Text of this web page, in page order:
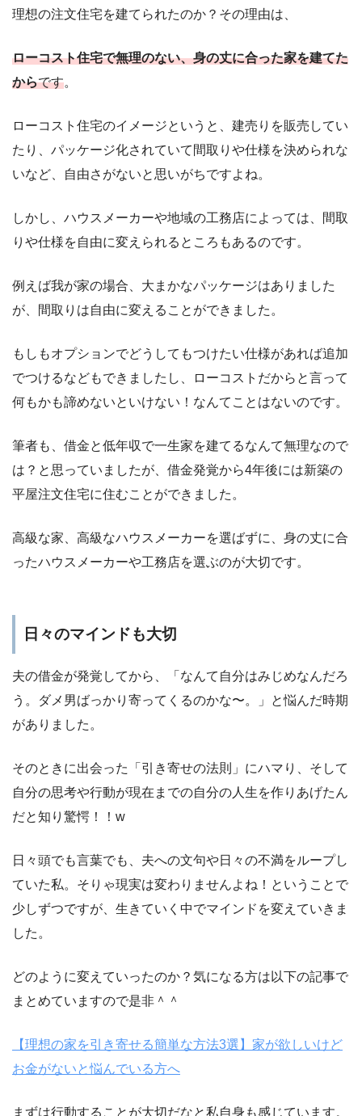
理想の注文住宅を建てられたのか？その理由は、
ローコスト住宅で無理のない、身の丈に合った家を建てた
からです。
ローコスト住宅のイメージというと、建売りを販売してい
たり、パッケージ化されていて間取りや仕様を決められな
いなど、自由さがないと思いがちですよね。
しかし、ハウスメーカーや地域の工務店によっては、間取
りや仕様を自由に変えられるところもあるのです。
例えば我が家の場合、大まかなパッケージはありました
が、間取りは自由に変えることができました。
もしもオプションでどうしてもつけたい仕様があれば追加
でつけるなどもできましたし、ローコストだからと言って
何もかも諦めないといけない！なんてことはないのです。
筆者も、借金と低年収で一生家を建てるなんて無理なので
は？と思っていましたが、借金発覚から4年後には新築の
平屋注文住宅に住むことができました。
高級な家、高級なハウスメーカーを選ばずに、身の丈に合
ったハウスメーカーや工務店を選ぶのが大切です。
日々のマインドも大切
夫の借金が発覚してから、「なんて自分はみじめなんだろ
う。ダメ男ばっかり寄ってくるのかな〜。」と悩んだ時期
がありました。
そのときに出会った「引き寄せの法則」にハマり、そして
自分の思考や行動が現在までの自分の人生を作りあげたん
だと知り驚愕！！w
日々頭でも言葉でも、夫への文句や日々の不満をループし
ていた私。そりゃ現実は変わりませんよね！ということで
少しずつですが、生きていく中でマインドを変えていきま
した。
どのように変えていったのか？気になる方は以下の記事で
まとめていますので是非＾＾
【理想の家を引き寄せる簡単な方法3選】家が欲しいけど
お金がないと悩んでいる方へ
まずは行動することが大切だなと私自身も感じています。